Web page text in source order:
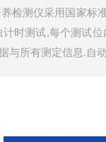
检测仪采用国家标
时测试,每个测试
与所有测定信息.自